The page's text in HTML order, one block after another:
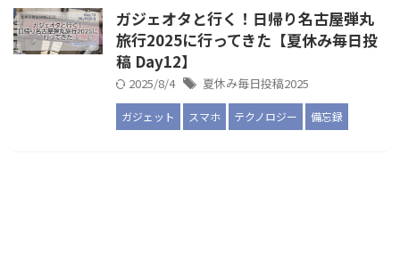
ガジェオタと行く！日帰り名古屋弾丸
旅行2025に行ってきた【夏休み毎日投
稿 Day12】
2025/8/4 夏休み毎日投稿2025
ガジェット スマホ テクノロジー 備忘録